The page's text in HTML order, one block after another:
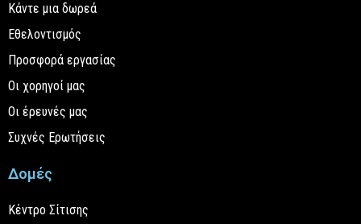
Κάντε μια δωρεά
Εθελοντισμός
Προσφορά εργασίας
Οι χορηγοί μας
Οι έρευνές μας
Συχνές Ερωτήσεις
Δομές
Κέντρο Σίτισης